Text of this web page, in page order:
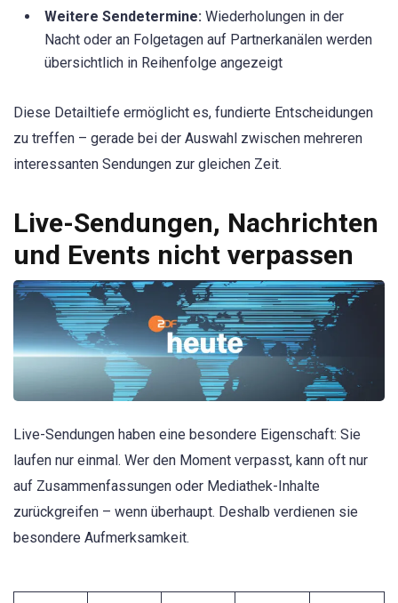
Weitere Sendetermine: Wiederholungen in der
Nacht oder an Folgetagen auf Partnerkanälen werden
übersichtlich in Reihenfolge angezeigt
Diese Detailtiefe ermöglicht es, fundierte Entscheidungen
zu treffen – gerade bei der Auswahl zwischen mehreren
interessanten Sendungen zur gleichen Zeit.
Live-Sendungen, Nachrichten
und Events nicht verpassen
Live-Sendungen haben eine besondere Eigenschaft: Sie
laufen nur einmal. Wer den Moment verpasst, kann oft nur
auf Zusammenfassungen oder Mediathek-Inhalte
zurückgreifen – wenn überhaupt. Deshalb verdienen sie
besondere Aufmerksamkeit.